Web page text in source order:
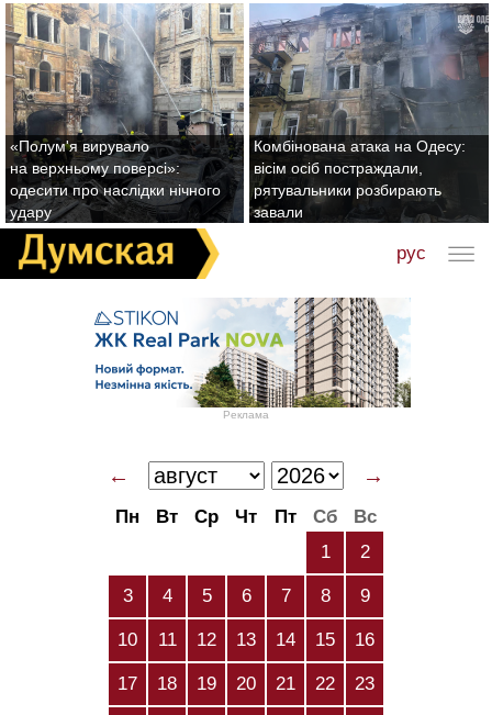
«Полум'я вирувало
на верхньому поверсі»:
одесити про наслідки нічного
удару
Комбінована атака на Одесу:
вісім осіб постраждали,
рятувальники розбирають
завали
рус
Реклама
← →
Пн Вт Ср Чт Пт Сб
Вс
1
2
3 4 5 6 7 8 9
10 11 12 13 14 15 16
17 18 19 20 21 22 23